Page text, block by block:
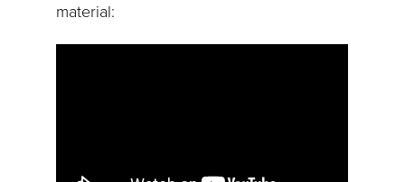
material: